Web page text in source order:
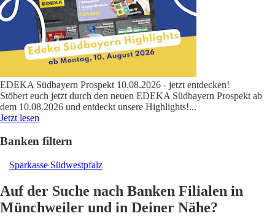
EDEKA Südbayern Prospekt 10.08.2026 - jetzt entdecken!
Stöbert euch jetzt durch den neuen EDEKA Südbayern Prospekt ab
dem 10.08.2026 und entdeckt unsere Highlights!...
Jetzt lesen
Banken filtern
Sparkasse Südwestpfalz
Auf der Suche nach Banken Filialen in
Münchweiler und in Deiner Nähe?